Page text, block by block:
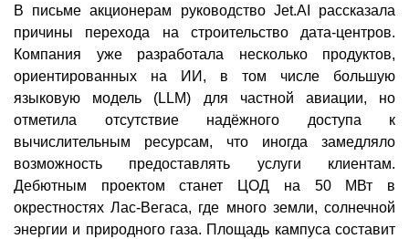
В письме акционерам руководство Jet.AI рассказала
причины перехода на строительство дата-центров.
Компания уже разработала несколько продуктов,
ориентированных на ИИ, в том числе большую
языковую модель (LLM) для частной авиации, но
отметила отсутствие надёжного доступа к
вычислительным ресурсам, что иногда замедляло
возможность предоставлять услуги клиентам.
Дебютным проектом станет ЦОД на 50 МВт в
окрестностях Лас-Вегаса, где много земли, солнечной
энергии и природного газа. Площадь кампуса составит